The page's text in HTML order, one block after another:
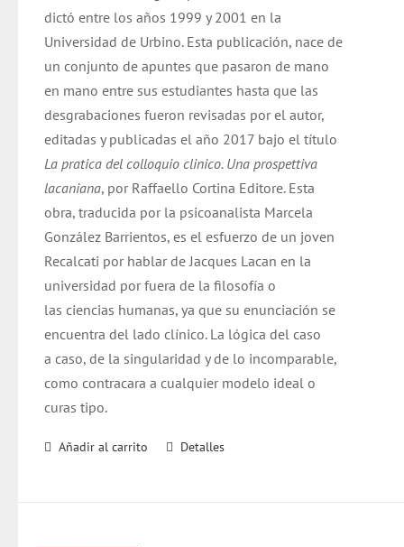
dictó entre los años 1999 y 2001 en la
Universidad de Urbino. Esta publicación, nace de
un conjunto de apuntes que pasaron de mano
en mano entre sus estudiantes hasta que las
desgrabaciones fueron revisadas por el autor,
editadas y publicadas el año 2017 bajo el título
La pratica del colloquio clinico. Una prospettiva
lacaniana, por Raffaello Cortina Editore. Esta
obra, traducida por la psicoanalista Marcela
González Barrientos, es el esfuerzo de un joven
Recalcati por hablar de Jacques Lacan en la
universidad por fuera de la filosofía o
las ciencias humanas, ya que su enunciación se
encuentra del lado clínico. La lógica del caso
a caso, de la singularidad y de lo incomparable,
como contracara a cualquier modelo ideal o
curas tipo.
Añadir al carrito Detalles